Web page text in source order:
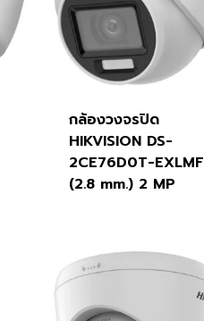
กล้องวงจรปิด
HIKVISION DS-
2CE76D0T-EXLMF
(2.8 mm.) 2 MP